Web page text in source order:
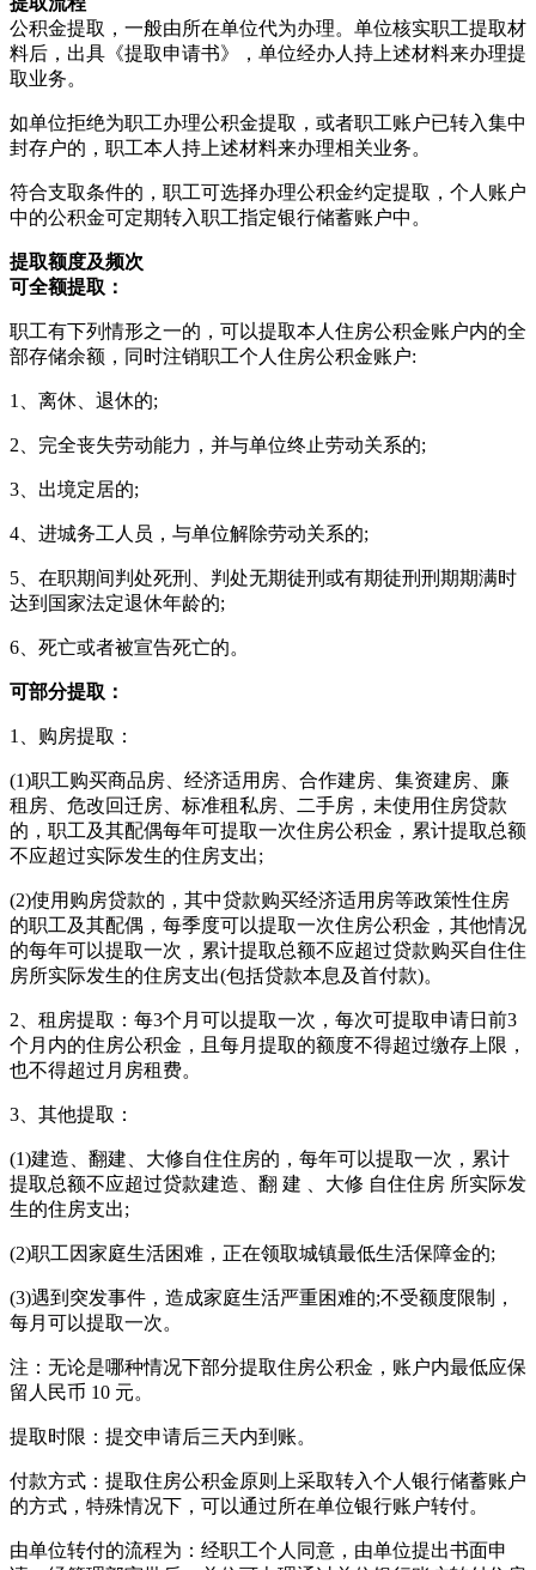
公积金提取，一般由所在单位代为办理。单位核实职工提取材
料后，出具《提取申请书》，单位经办人持上述材料来办理提
取业务。
如单位拒绝为职工办理公积金提取，或者职工账户已转入集中
封存户的，职工本人持上述材料来办理相关业务。
符合支取条件的，职工可选择办理公积金约定提取，个人账户
中的公积金可定期转入职工指定银行储蓄账户中。
提取额度及频次
可全额提取：
职工有下列情形之一的，可以提取本人住房公积金账户内的全
部存储余额，同时注销职工个人住房公积金账户:
1、离休、退休的;
2、完全丧失劳动能力，并与单位终止劳动关系的;
3、出境定居的;
4、进城务工人员，与单位解除劳动关系的;
5、在职期间判处死刑、判处无期徒刑或有期徒刑刑期期满时
达到国家法定退休年龄的;
6、死亡或者被宣告死亡的。
可部分提取：
1、购房提取：
(1)职工购买商品房、经济适用房、合作建房、集资建房、廉
租房、危改回迁房、标准租私房、二手房，未使用住房贷款
的，职工及其配偶每年可提取一次住房公积金，累计提取总额
不应超过实际发生的住房支出;
(2)使用购房贷款的，其中贷款购买经济适用房等政策性住房
的职工及其配偶，每季度可以提取一次住房公积金，其他情况
的每年可以提取一次，累计提取总额不应超过贷款购买自住住
房所实际发生的住房支出(包括贷款本息及首付款)。
2、租房提取：每3个月可以提取一次，每次可提取申请日前3
个月内的住房公积金，且每月提取的额度不得超过缴存上限，
也不得超过月房租费。
3、其他提取：
(1)建造、翻建、大修自住住房的，每年可以提取一次，累计
提取总额不应超过贷款建造、翻 建 、大修 自住住房 所实际发
生的住房支出;
(2)职工因家庭生活困难，正在领取城镇最低生活保障金的;
(3)遇到突发事件，造成家庭生活严重困难的;不受额度限制，
每月可以提取一次。
注：无论是哪种情况下部分提取住房公积金，账户内最低应保
留人民币 10 元。
提取时限：提交申请后三天内到账。
付款方式：提取住房公积金原则上采取转入个人银行储蓄账户
的方式，特殊情况下，可以通过所在单位银行账户转付。
由单位转付的流程为：经职工个人同意，由单位提出书面申